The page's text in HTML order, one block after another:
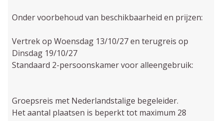
Onder voorbehoud van beschikbaarheid en prijzen:
Vertrek op Woensdag 13/10/27 en terugreis op
Dinsdag 19/10/27
Standaard 2-persoonskamer voor alleengebruik:
Groepsreis met Nederlandstalige begeleider.
Het aantal plaatsen is beperkt tot maximum 28